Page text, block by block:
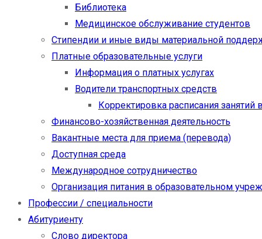
Библиотека
Медицинское обслуживание студентов
Стипендии и иные виды материальной
Платные образовательные услуги
Информация о платных услугах
Водители транспортных средств
Корректировка расписания занятий
Финансово-хозяйственная деятельность
Вакантные места для приема (перевода)
Доступная среда
Международное сотрудничество
Организация питания в образовательном
Профессии / специальности
Абитуриенту
Слово директора